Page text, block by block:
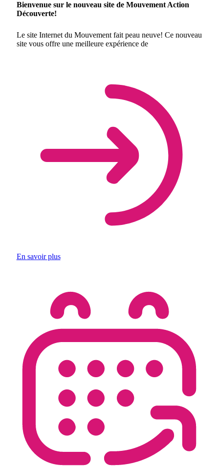
Bienvenue sur le nouveau site de Mouvement Action
Découverte!
Le site Internet du Mouvement fait peau neuve! Ce nouveau
site vous offre une meilleure expérience de
En savoir plus